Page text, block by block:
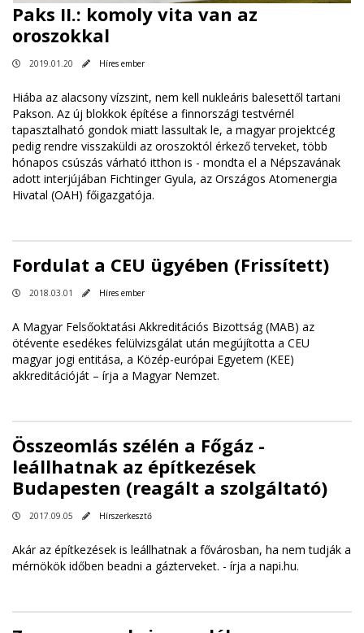
Paks II.: komoly vita van az
oroszokkal
2019.01.20 Híres ember
Hiába az alacsony vízszint, nem kell nukleáris balesettől tartani
Pakson. Az új blokkok építése a finnországi testvérnél
tapasztalható gondok miatt lassultak le, a magyar projektcég
pedig rendre visszaküldi az oroszoktól érkező terveket, több
hónapos csúszás várható itthon is - mondta el a Népszavának
adott interjújában Fichtinger Gyula, az Országos Atomenergia
Hivatal (OAH) főigazgatója.
Fordulat a CEU ügyében (Frissített)
2018.03.01 Híres ember
A Magyar Felsőoktatási Akkreditációs Bizottság (MAB) az
ötévente esedékes felülvizsgálat után megújította a CEU
magyar jogi entitása, a Közép-európai Egyetem (KEE)
akkreditációját – írja a Magyar Nemzet.
Összeomlás szélén a Főgáz -
leállhatnak az építkezések
Budapesten (reagált a szolgáltató)
2017.09.05 Hírszerkesztő
Akár az építkezések is leállhatnak a fővárosban, ha nem tudják a
mérnökök időben beadni a gázterveket. - írja a napi.hu.